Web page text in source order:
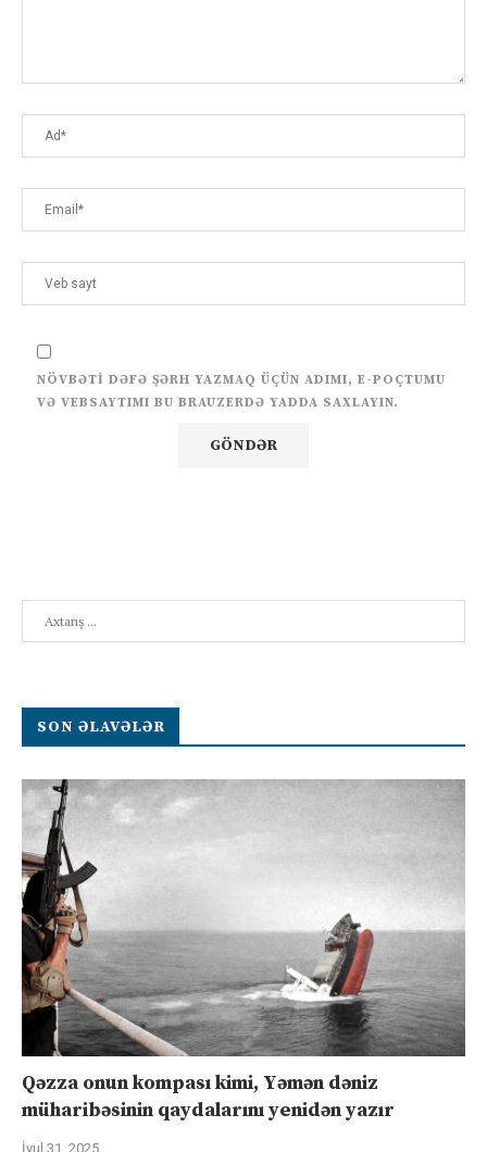
NÖVBƏTI DƏFƏ ŞƏRH YAZMAQ ÜÇÜN ADIMI, E-POÇTUMU
VƏ VEBSAYTIMI BU BRAUZERDƏ YADDA SAXLAYIN.
SON ƏLAVƏLƏR
Qəzza onun kompası kimi, Yəmən dəniz
müharibəsinin qaydalarını yenidən yazır
İyul 31, 2025